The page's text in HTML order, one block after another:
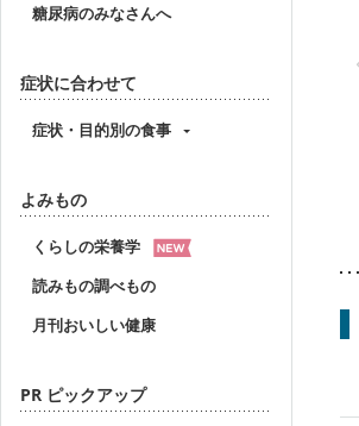
糖尿病のみなさんへ
症状に合わせて
症状・目的別の食事
よみもの
くらしの栄養学
読みもの調べもの
月刊おいしい健康
PR ピックアップ